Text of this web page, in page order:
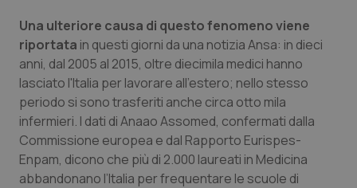
Sardegna
Sicilia
Toscana
Umbria
Malattia di Crohn & Rettocolite Ulcerosa
Neuroscienze & patologie neurodegenerative
Obesità
Oftalmologia
Una ulteriore causa di questo fenomeno viene
riportata in questi giorni da una notiziaAnsa: in dieci
anni, dal 2005 al 2015, oltre diecimila medici hanno
lasciato l'Italia per lavorare all'estero; nello stesso
periodo si sono trasferiti anche circa otto mila
infermieri. I dati di Anaao Assomed, confermati dalla
Commissione europea e dal Rapporto Eurispes-
Enpam, dicono che più di 2.000 laureati in Medicina
abbandonano l’Italia per frequentare le scuole di